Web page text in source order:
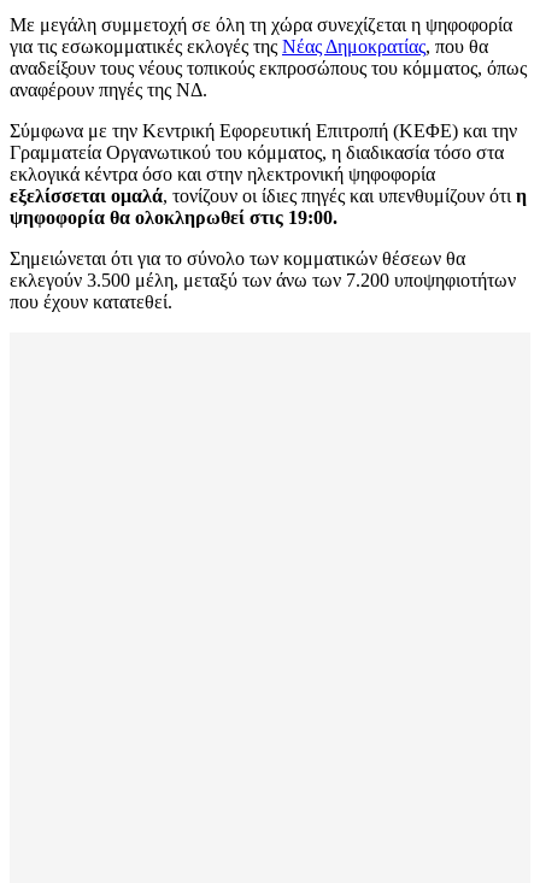
Με μεγάλη συμμετοχή σε όλη τη χώρα συνεχίζεται η ψηφοφορία
για τις εσωκομματικές εκλογές της Νέας Δημοκρατίας, που θα
αναδείξουν τους νέους τοπικούς εκπροσώπους του κόμματος, όπως
αναφέρουν πηγές της ΝΔ.
Σύμφωνα με την Κεντρική Εφορευτική Επιτροπή (ΚΕΦΕ) και την
Γραμματεία Οργανωτικού του κόμματος, η διαδικασία τόσο στα
εκλογικά κέντρα όσο και στην ηλεκτρονική ψηφοφορία
εξελίσσεται ομαλά, τονίζουν οι ίδιες πηγές και υπενθυμίζουν ότι η
ψηφοφορία θα ολοκληρωθεί στις 19:00.
Σημειώνεται ότι για το σύνολο των κομματικών θέσεων θα
εκλεγούν 3.500 μέλη, μεταξύ των άνω των 7.200 υποψηφιοτήτων
που έχουν κατατεθεί.